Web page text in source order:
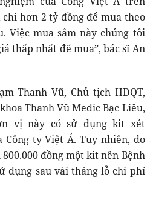
chi hơn 2 tỷ đồng để mua theo
Việc mua sắm này chúng tôi
thấp nhất để mua”, bác sĩ An
Thanh Vũ, Chủ tịch HĐQT,
Thanh Vũ Medic Bạc Liêu,
vị này có sử dụng kit xét
Công ty Việt Á. Tuy nhiên, do
đồng một kit nên Bệnh
dụng sau vài tháng lỗ chi phí